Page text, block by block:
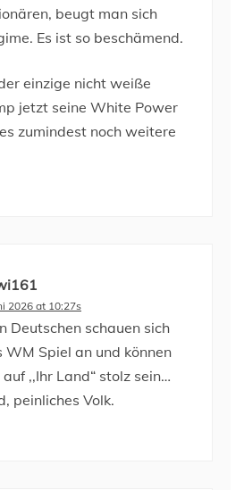
beugt man sich
Es ist so beschämend.
einzige nicht weiße
jetzt seine White Power
zumindest noch weitere
2026 at 10:27s
Deutschen schauen sich
Spiel an und können
,,Ihr Land“ stolz sein…
peinliches Volk.